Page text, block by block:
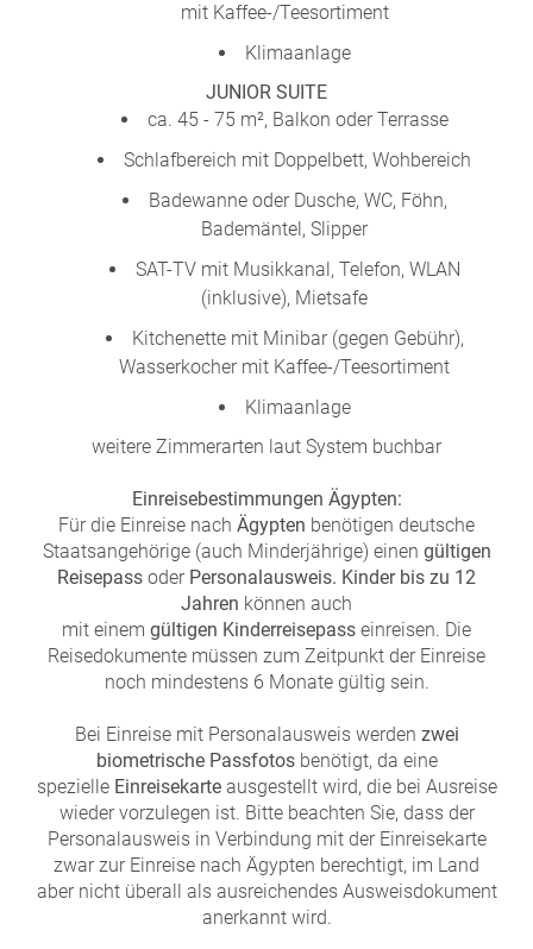
mit Kaffee-/Teesortiment
Klimaanlage
JUNIOR SUITE
ca. 45 - 75 m², Balkon oder Terrasse
Schlafbereich mit Doppelbett, Wohbereich
Badewanne oder Dusche, WC, Föhn,
Bademäntel, Slipper
SAT-TV mit Musikkanal, Telefon, WLAN
(inklusive), Mietsafe
Kitchenette mit Minibar (gegen Gebühr),
Wasserkocher mit Kaffee-/Teesortiment
Klimaanlage
weitere Zimmerarten laut System buchbar
Einreisebestimmungen Ägypten:
Für die Einreise nach Ägypten benötigen deutsche
Staatsangehörige (auch Minderjährige) einen gültigen
Reisepass oder Personalausweis. Kinder bis zu 12
Jahren können auch
mit einem gültigen Kinderreisepass einreisen. Die
Reisedokumente müssen zum Zeitpunkt der Einreise
noch mindestens 6 Monate gültig sein.
Bei Einreise mit Personalausweis werden zwei
biometrische Passfotosbenötigt, da eine
spezielle Einreisekarteausgestellt wird, die bei Ausreise
wieder vorzulegen ist. Bitte beachten Sie, dass der
Personalausweis in Verbindung mit der Einreisekarte
zwar zur Einreise nach Ägypten berechtigt, im Land
aber nicht überall als ausreichendes Ausweisdokument
anerkannt wird.